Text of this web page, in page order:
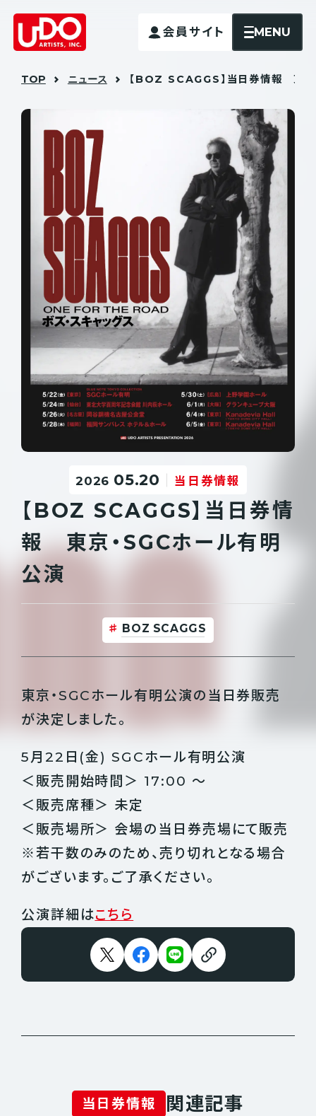
会員サイト MENU
TOP ニュース 【BOZ SCAGGS】当日券情報 東
2026 05.20 当日券情報
【BOZ SCAGGS】当日券情
報 東京・SGCホール有明
公演
BOZ SCAGGS
東京・SGCホール有明公演の当日券販売
が決定しました。
5月22日(金) SGCホール有明公演
＜販売開始時間＞ 17:00 ～
＜販売席種＞ 未定
＜販売場所＞ 会場の当日券売場にて販売
※若干数のみのため、売り切れとなる場合
がございます。ご了承ください。
公演詳細はこちら
当日券情報 関連記事